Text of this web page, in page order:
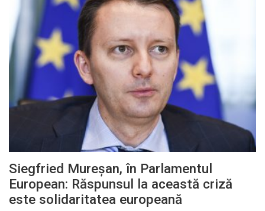
Siegfried Mureșan, în Parlamentul
European: Răspunsul la această criză
este solidaritatea europeană